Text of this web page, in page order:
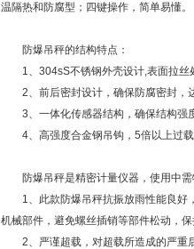
温隔热和防腐型；四键操作，简单易懂。
防爆吊秤的结构特点：
1、304sS不锈钢外壳设计,表面拉丝
2、前后密封设计，确保防腐密封，
3、一体化传感器结构，确保结构强
4、高强度合金钢吊钩，5倍以上过载
防爆吊秤是精密计量仪器，使用中需
1、此款防爆吊秤抗振放雨性能良好，
机械部件，避免螺丝插销等部件松动，
2、严谨超载，对超载所造成的严重